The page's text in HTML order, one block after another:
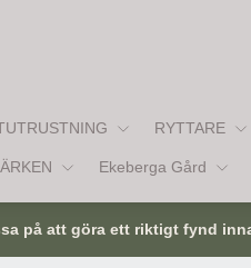
RYTTARE
Ekeberga Gård
på att göra ett riktigt fynd